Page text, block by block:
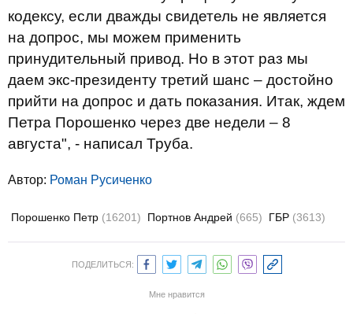
кодексу, если дважды свидетель не является
на допрос, мы можем применить
принудительный привод. Но в этот раз мы
даем экс-президенту третий шанс – достойно
прийти на допрос и дать показания. Итак, ждем
Петра Порошенко через две недели – 8
августа", - написал Труба.
Автор: Роман Русиченко
Порошенко Петр (16201) Портнов Андрей (665) ГБР (3613)
ПОДЕЛИТЬСЯ:
Мне нравится